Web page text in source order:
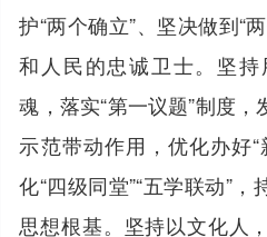
护“两个确立”、坚决做到“
和人民的忠诚卫士。坚
魂，落实“第一议题”制度
示范带动作用，优化办好
化“四级同堂”“五学联动”
思想根基。坚持以文化人